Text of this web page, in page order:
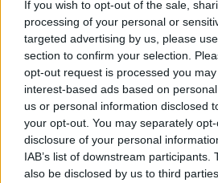
If you wish to opt-out of the sale,
processing of your personal or
targeted advertising by us, please
section to confirm your selection.
opt-out request is processed you
interest-based ads based on
us or personal information disclosed
your opt-out. You may separately
disclosure of your personal
IAB’s list of downstream participants.
also be disclosed by us to third
Escribir un comentario
6 Diciembre 2019 - 08:29
Escrito por Redaccion
El Marca Gestión
campeón de la Liga
Interinsular Masculina